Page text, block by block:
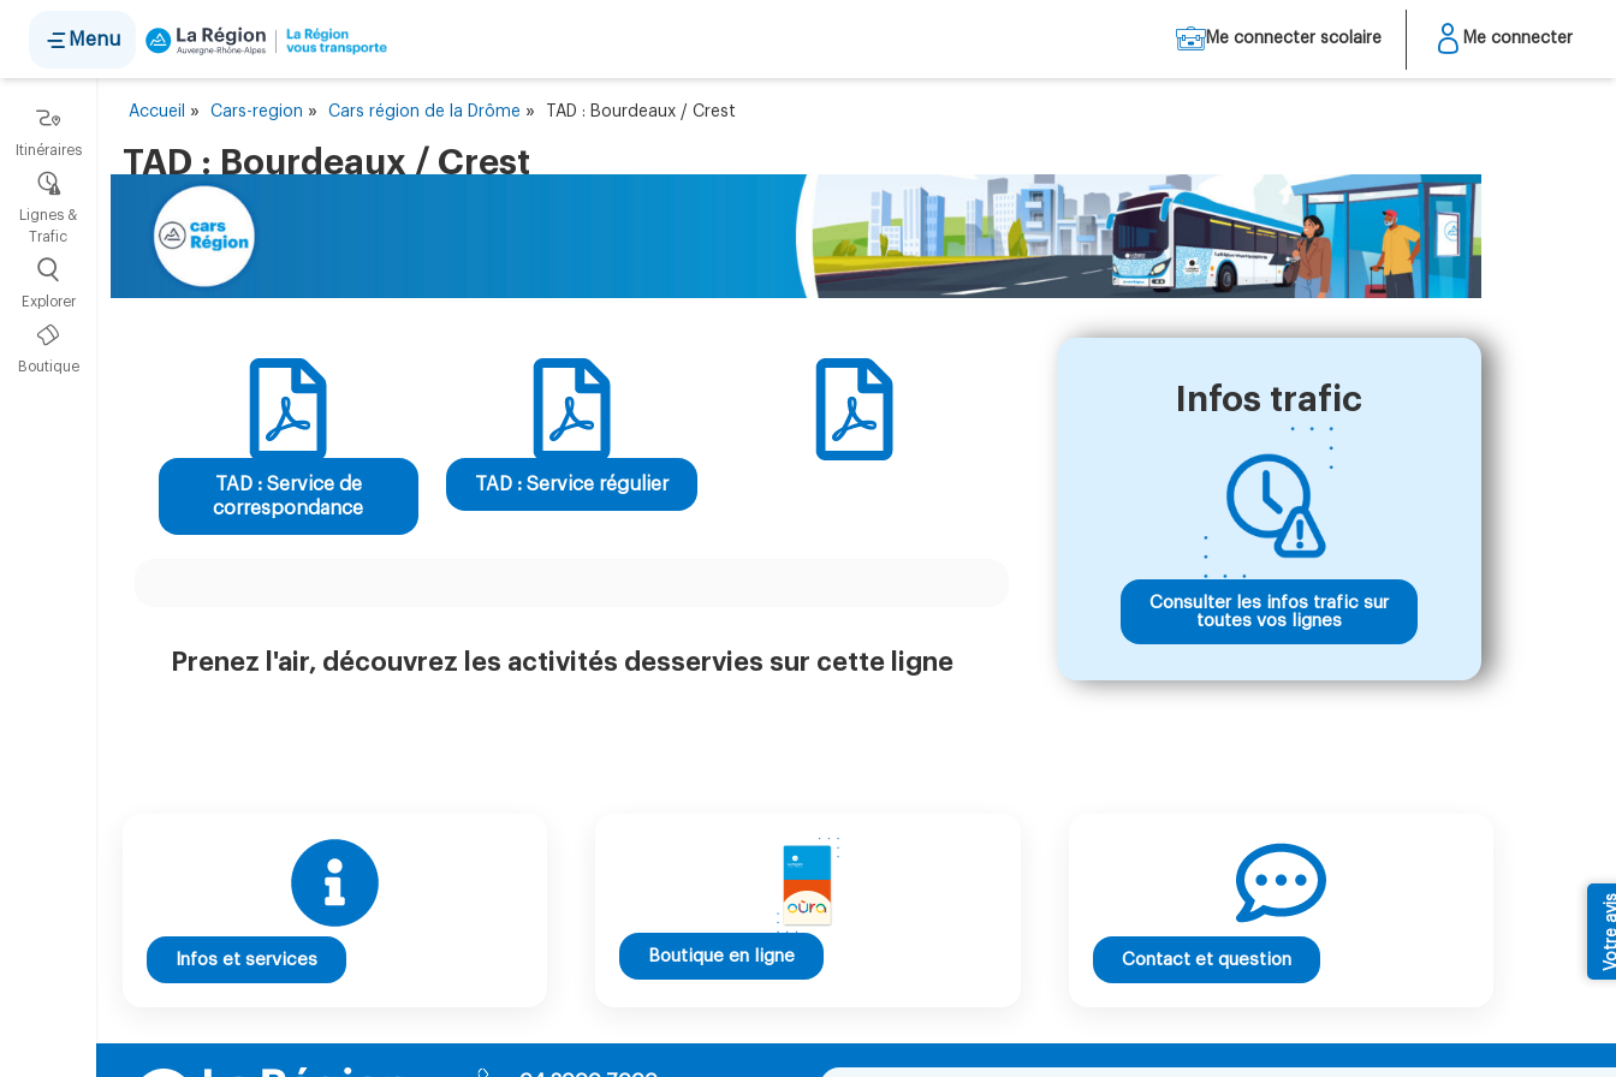
Accueil » Cars-region » Cars région de la Drôme » TAD : Bourdeaux / Crest
TAD : Bourdeaux / Crest
TAD : Service de
correspondance
TAD : Service régulier
Prenez l'air, découvrez les activités desservies sur cette ligne
Infos trafic
Consulter les infos trafic sur
toutes vos lignes
Infos et services Boutique en ligne Contact et question
Menu Me connecter scolaire Me connecter
Itinéraires
Lignes &
Trafic
Explorer
Boutique